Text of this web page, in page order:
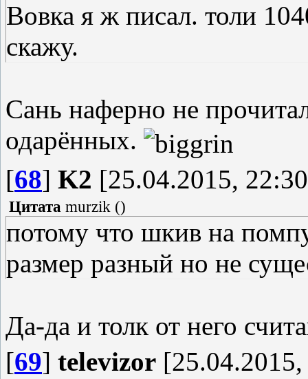
Вовка я ж писал. толи
скажу.
Сань наферно не
одарённых.
[68] K2 [25.04.2015,
Цитата murzik ()
потому что шкив на
размер разный но не
Да-да и толк от него
[69] televizor